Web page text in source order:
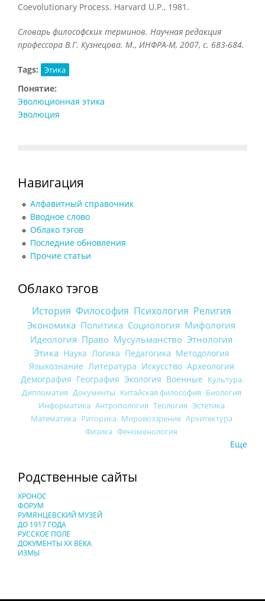
Coevolutionary Process. Harvard U.P., 1981.
Словарь философских терминов. Научная редакция
профессора В.Г. Кузнецова. М., ИНФРА-М, 2007, с. 683-684.
Tags: Этика
Понятие:
Эволюционная этика
Эволюция
Навигация
Алфавитный справочник
Вводное слово
Облако тэгов
Последние обновления
Прочие статьи
Облако тэгов
История Философия Психология Религия
Экономика Политика Социология Мифология
Идеология Право Мусульманство Этнология
Этика Наука Логика Педагогика Методология
Языкознание Литература Искусство Археология
Демография География Экология Военные Культура
Дипломатия Документы Китайская философия Биология
Информатика Антропология Теология Эстетика
Математика Риторика Мировоззрение Архитектура
Физика Феноменология
Еще
Родственные сайты
ХРОНОС
ФОРУМ
РУМЯНЦЕВСКИЙ МУЗЕЙ
ДО 1917 ГОДА
РУССКОЕ ПОЛЕ
ДОКУМЕНТЫ XX ВЕКА
ИЗМЫ